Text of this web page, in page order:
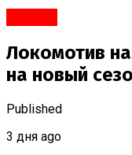
Локомотив
на новый
Published
3 дня ago